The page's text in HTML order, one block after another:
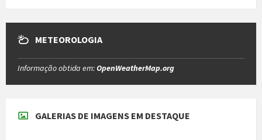
METEOROLOGIA
Informação obtida em:OpenWeatherMap.org
GALERIAS DE IMAGENS EM DESTAQUE